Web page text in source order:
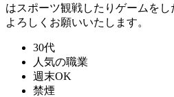
はスポーツ観戦したりゲームをし
よろしくお願いいたします。
30代
人気の職業
週末OK
禁煙